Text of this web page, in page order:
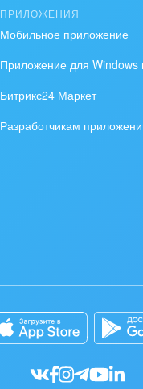
ПРИЛОЖЕНИЯ
Мобильное приложение
Приложение для Windows
Битрикс24 Маркет
Разработчикам